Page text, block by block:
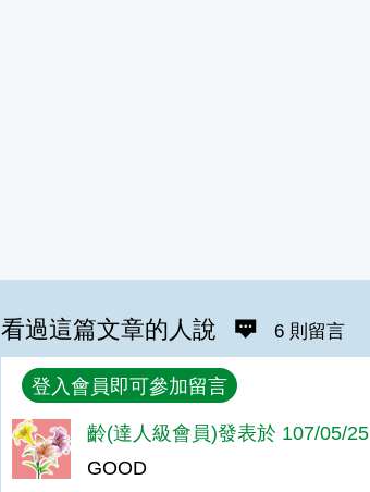
看過這篇文章的人說 6 則留言
回覆
登入會員即可參加留言
齡(達人級會員)發表於 107/05/25
GOOD